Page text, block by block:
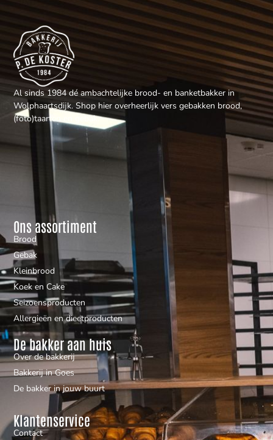
Al sinds 1984 dé ambachtelijke brood- en banketbakker in
Wolphaartsdijk. Shop hier overheerlijk vers gebakken brood,
(foto)taarten en gebak.
Ons assortiment
Brood
Gebak
Kleinbrood
Koek en Cake
Seizoensproducten
Allergieën en dieetproducten
De bakker aan huis
Over de bakkerij
Bakkerij in Goes
De bakker in jouw buurt
Klantenservice
Contact